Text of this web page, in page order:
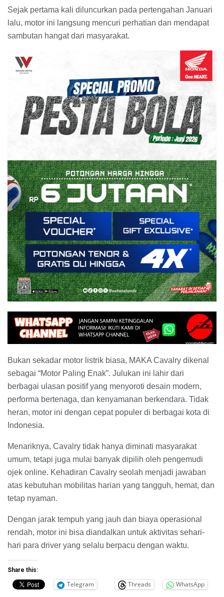
Sejak pertama kali diluncurkan pada pertengahan Januari
lalu, motor ini langsung mencuri perhatian dan mendapat
sambutan hangat dari masyarakat.
Bukan sekadar motor listrik biasa, MAKA Cavalry dikenal
sebagai “Motor Paling Enak”. Julukan ini lahir dari
berbagai ulasan positif yang menyoroti desain modern,
performa bertenaga, dan kenyamanan berkendara. Tidak
heran, motor ini dengan cepat populer di berbagai kota di
Indonesia.
Menariknya, Cavalry tidak hanya diminati masyarakat
umum, tetapi juga mulai banyak dipilih oleh pengemudi
ojek online. Kehadiran Cavalry seolah menjadi jawaban
atas kebutuhan mobilitas harian yang tangguh, hemat, dan
tetap nyaman.
Dengan jarak tempuh yang jauh dan biaya operasional
rendah, motor ini bisa diandalkan untuk aktivitas sehari-
hari para driver yang selalu berpacu dengan waktu.
Share this:
Telegram Threads WhatsApp